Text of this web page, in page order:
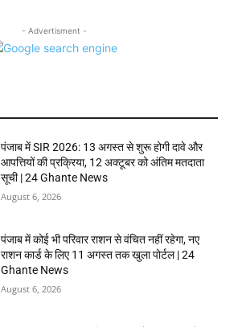
- Advertisment -
पंजाब में SIR 2026: 13 अगस्त से शुरू होगी दावे और
आपत्तियों की प्रक्रिया, 12 अक्टूबर को अंतिम मतदाता
सूची | 24 Ghante News
August 6, 2026
पंजाब में कोई भी परिवार राशन से वंचित नहीं रहेगा, नए
राशन कार्ड के लिए 11 अगस्त तक खुला पोर्टल | 24
Ghante News
August 6, 2026